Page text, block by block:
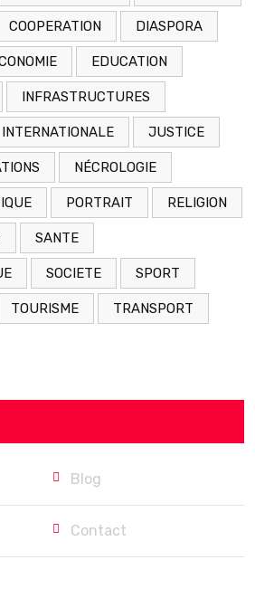
COOPERATION DIASPORA
EDUCATION
INFRASTRUCTURES
INTERNATIONALE JUSTICE
NÉCROLOGIE
PORTRAIT RELIGION
SANTE
SOCIETE SPORT
TOURISME TRANSPORT
Blog
Contact